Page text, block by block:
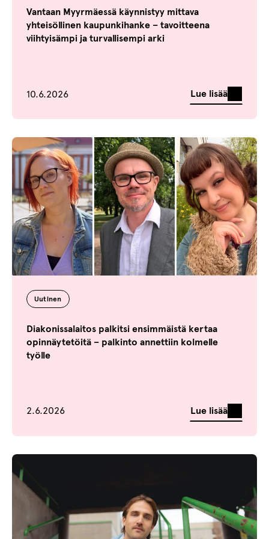
Vantaan Myyrmäessä käynnistyy mittava
yhteisöllinen kaupunkihanke – tavoitteena
viihtyisämpi ja turvallisempi arki
Julkaistu
10.6.2026 Lue lisää
Uutinen
Diakonissalaitos palkitsi ensimmäistä kertaa
opinnäytetöitä – palkinto annettiin kolmelle
työlle
Julkaistu
2.6.2026 Lue lisää